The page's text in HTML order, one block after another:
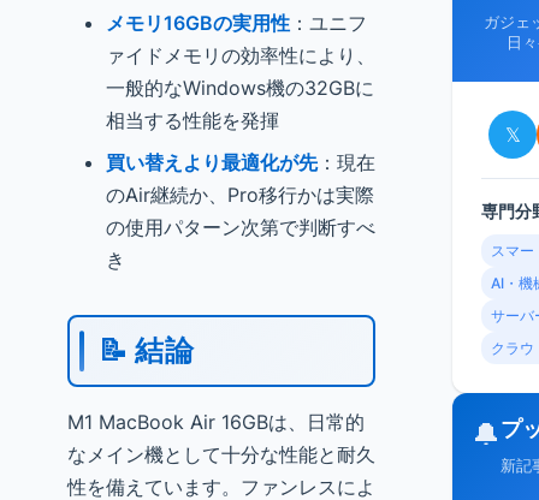
メモリ16GBの実用性 ：ユニフ
ァイドメモリの効率性により、
一般的なWindows機の32GBに
相当する性能を発揮
買い替えより最適化が先：現在
のAir継続か、Pro移行かは実際
の使用パターン次第で判断すべ
き
📝 結論
M1 MacBook Air 16GBは、日常的
なメイン機として十分な性能と耐久
性を備えています。ファンレスによ
ガジェ
日
𝕏
専門分
スマー
AI・機
サーバ
クラウ
🔔プ
新記